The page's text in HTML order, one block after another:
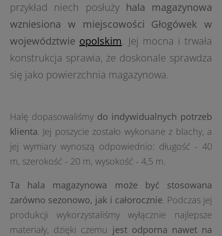
przykład niech posłuży hala magazynowa
wzniesiona w miejscowości Głogówek w
województwie opolskim. Jej mocna i trwała
konstrukcja sprawia, że doskonale sprawdza
się jako powierzchnia magazynowa.
Halę dopasowaliśmy do indywidualnych potrzeb
klienta. Jej poszycie zostało wykonane z blachy, a
jej wymiary wynoszą odpowiednio: długość - 40
m, szerokość - 20 m, wysokość - 4,5 m.
Ta hala magazynowa może być stosowana
zarówno sezonowo, jak i całorocznie. Podczas jej
produkcji wykorzystaliśmy wyłącznie najlepsze
materiały, dzięki czemu jest odporna nawet na